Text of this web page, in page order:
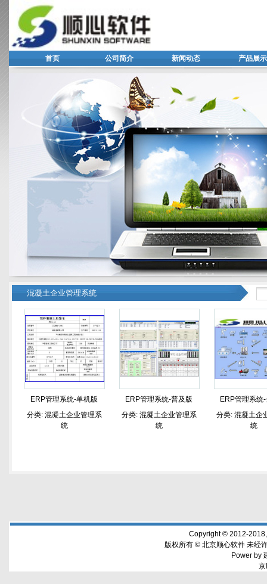
首页 公司简介 新闻动态 产品展示
混凝土企业管理系统
ERP管理系统-单机版
分类: 混凝土企业管理系
统
ERP管理系统-普及版
分类: 混凝土企业管理系
统
ERP管理系统
分类: 混凝土企
统
Copyright © 2012-
版权所有 © 北京顺心软件 未经
Power by